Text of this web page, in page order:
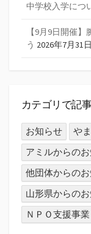
中学校入学につ
【9月9日開催
う 2026年7月31日
カテゴリで記
お知らせ
や
アミルからの
他団体からの
山形県からの
ＮＰＯ支援事業